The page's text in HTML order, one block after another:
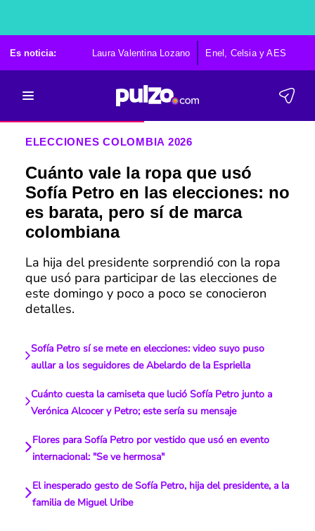
Es noticia: Laura Valentina Lozano Enel, Celsia y AES
ELECCIONES COLOMBIA 2026
Cuánto vale la ropa que usó
Sofía Petro en las elecciones: no
es barata, pero sí de marca
colombiana
La hija del presidente sorprendió con la ropa
que usó para participar de las elecciones de
este domingo y poco a poco se conocieron
detalles.
Sofía Petro sí se mete en elecciones: video suyo puso
aullar a los seguidores de Abelardo de la Espriella
Cuánto cuesta la camiseta que lució Sofía Petro junto a
Verónica Alcocer y Petro; este sería su mensaje
Flores para Sofía Petro por vestido que usó en evento
internacional: "Se ve hermosa"
El inesperado gesto de Sofía Petro, hija del presidente, a la
familia de Miguel Uribe